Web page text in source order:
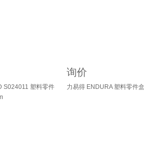
S024011 塑料零件
询价
力易得 ENDURA 塑料零件盒